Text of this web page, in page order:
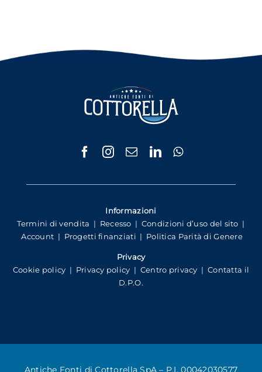
Informazioni
Termini di vendita | Recesso | Condizioni d’uso del sito |
Account | Progetti finanziati | Politica Parità di Genere
Privacy
Cookie policy | Privacy policy | Centro privacy |Contatta il
D.P.O.
Antiche Fonti di Cottorella SpA – P.I. 00042030577